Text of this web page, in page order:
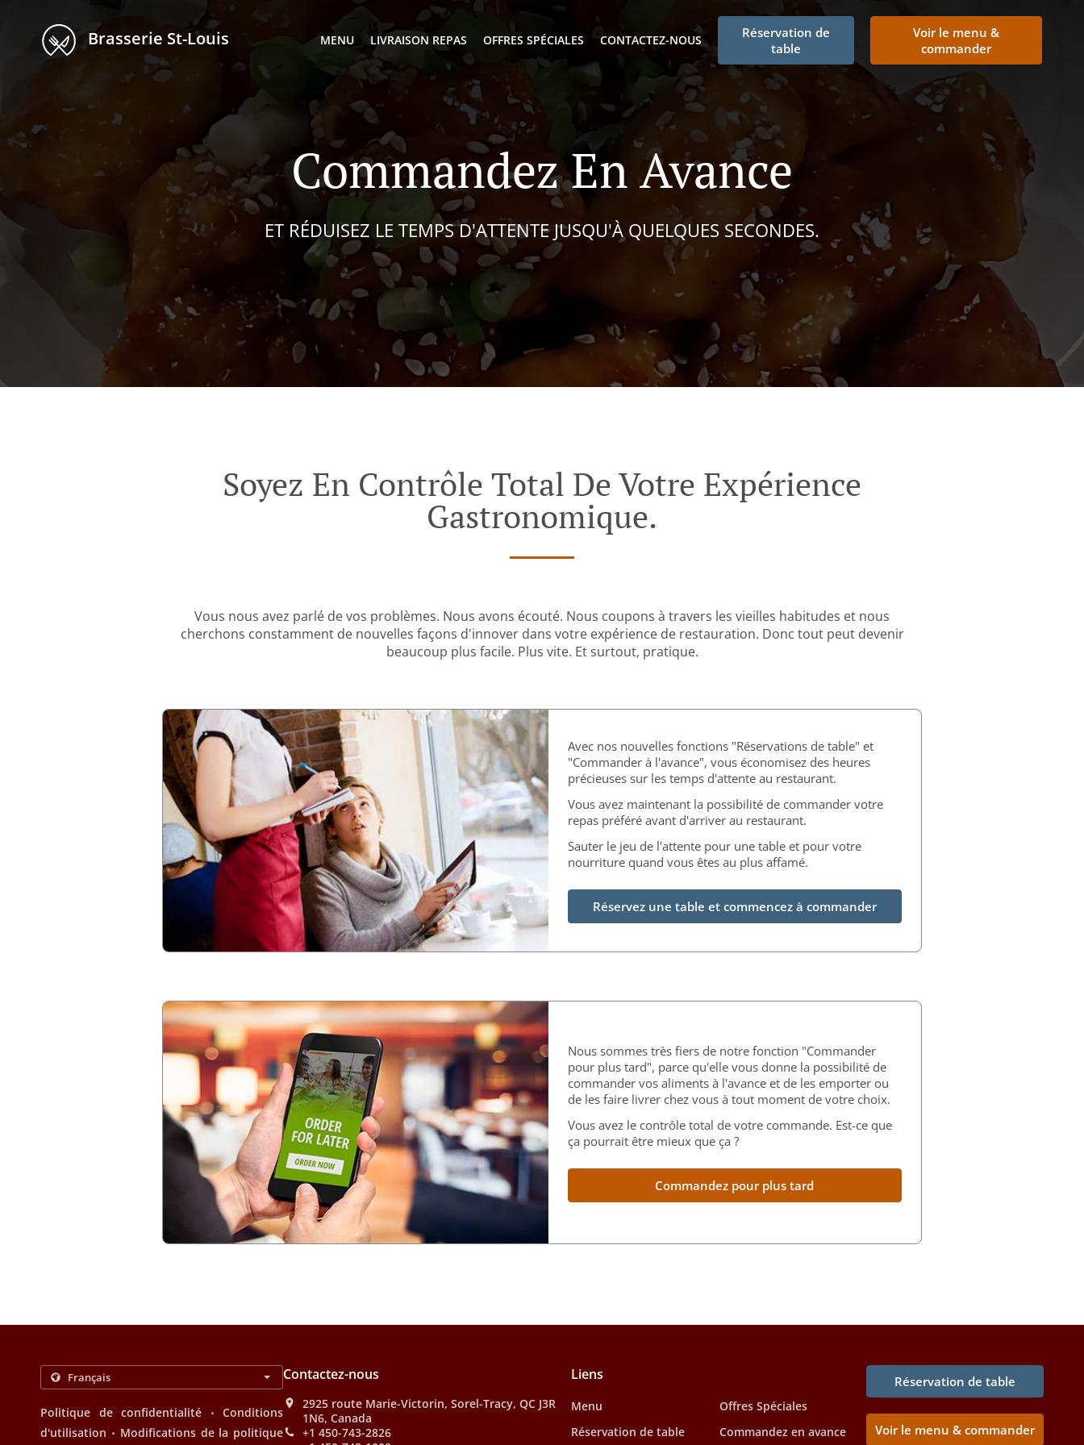
Brasserie St-Louis MENU LIVRAISON REPAS OFFRES SPÉCIALES CONTACTEZ-NOUS
Réservation de
table
Voir le menu &
commander
Commandez En Avance
ET RÉDUISEZ LE TEMPS D'ATTENTE JUSQU'À QUELQUES SECONDES.
Soyez En Contrôle Total De Votre Expérience
Gastronomique.
Vous nous avez parlé de vos problèmes. Nous avons écouté. Nous coupons à travers les vieilles habitudes et nous
cherchons constamment de nouvelles façons d'innover dans votre expérience de restauration. Donc tout peut devenir
beaucoup plus facile. Plus vite. Et surtout, pratique.
Avec nos nouvelles fonctions "Réservations de table" et
"Commander à l'avance", vous économisez des heures
précieuses sur les temps d'attente au restaurant.
Vous avez maintenant la possibilité de commander votre
repas préféré avant d'arriver au restaurant.
Sauter le jeu de l'attente pour une table et pour votre
nourriture quand vous êtes au plus affamé.
Réservez une table et commencez à commander
Nous sommes très fiers de notre fonction "Commander
pour plus tard", parce qu'elle vous donne la possibilité de
commander vos aliments à l'avance et de les emporter ou
de les faire livrer chez vous à tout moment de votre choix.
Vous avez le contrôle total de votre commande. Est-ce que
ça pourrait être mieux que ça ?
Commandez pour plus tard
Politique de confidentialité . Conditions
d'utilisation . Modifications de la politique
Contactez-nous
2925 route Marie-Victorin, Sorel-Tracy, QC J3R
1N6, Canada
+1 450-743-2826
Liens
Menu
Offres Spéciales
Réservation de table
Commandez en avance
Réservation de table
Voir le menu & commander